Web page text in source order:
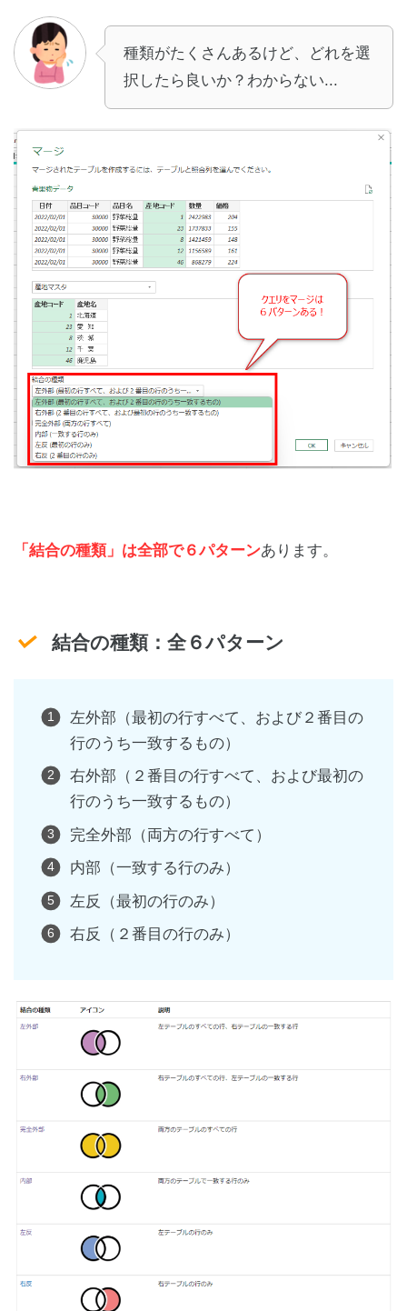
種類がたくさんあるけど、どれを選
択したら良いか？わからない...
「結合の種類」は全部で６パターンあります。
結合の種類：全６パターン
左外部（最初の行すべて、および２番目の
行のうち一致するもの）
右外部（２番目の行すべて、および最初の
行のうち一致するもの）
完全外部（両方の行すべて）
内部（一致する行のみ）
左反（最初の行のみ）
右反（２番目の行のみ）